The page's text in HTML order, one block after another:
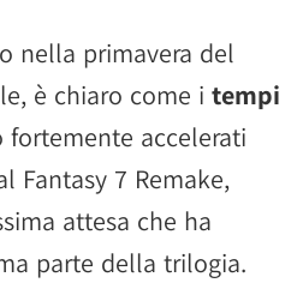
nella primavera del
è chiaro come i tempi
fortemente accelerati
Fantasy 7 Remake,
attesa che ha
parte della trilogia.